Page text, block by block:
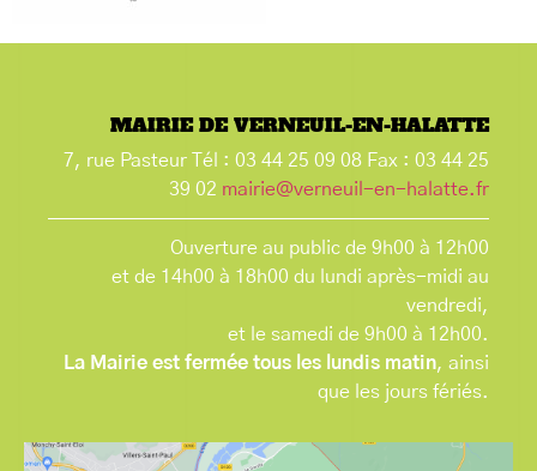
MAIRIE DE VERNEUIL-EN-HALATTE
7, rue Pasteur Tél : 03 44 25 09 08 Fax : 03 44 25
39 02 mairie@verneuil-en-halatte.fr
Ouverture au public de 9h00 à 12h00
et de 14h00 à 18h00 du lundi après-midi au
vendredi,
et le samedi de 9h00 à 12h00.
La Mairie est fermée tous les lundis matin, ainsi
que les jours fériés.